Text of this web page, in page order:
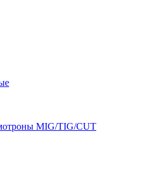
MIG/TIG/CUT